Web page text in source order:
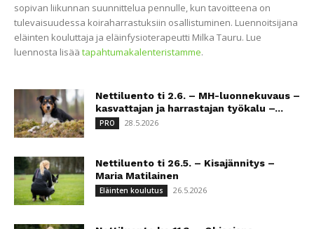
sopivan liikunnan suunnittelua pennulle, kun tavoitteena on
tulevaisuudessa koiraharrastuksiin osallistuminen. Luennoitsijana
eläinten kouluttaja ja eläinfysioterapeutti Milka Tauru. Lue
luennosta lisää tapahtumakalenteristamme.
Nettiluento ti 2.6. – MH-luonnekuvaus –
kasvattajan ja harrastajan työkalu –...
PRO 28.5.2026
Nettiluento ti 26.5. – Kisajännitys –
Maria Matilainen
Eläinten koulutus 26.5.2026